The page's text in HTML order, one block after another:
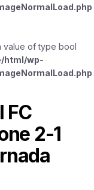
value of type bool
html/wp-
FC
2-1